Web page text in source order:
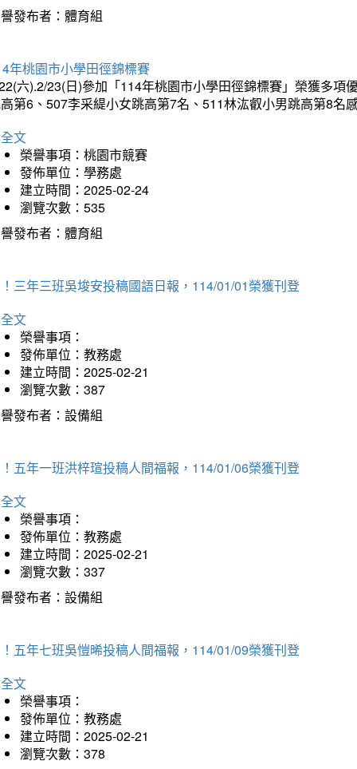
發布者：體育組
年桃園市小學田徑錦標賽
六).2/23(日)參加「114年桃園市小學田徑錦標賽」榮獲多
第6、507李采緹小女跳高第7名、511林汯叡小男跳高第8名
文
榮譽事項：桃園市競賽
發佈單位：學務處
建立時間：2025-02-24
瀏覽次數：535
發布者：體育組
三年三班吳埈安投稿國語日報，114/01/01榮獲刊登
文
榮譽事項：
發佈單位：教務處
建立時間：2025-02-21
瀏覽次數：387
發布者：設備組
五年一班洪梓瑄投稿人間福報，114/01/06榮獲刊登
文
榮譽事項：
發佈單位：教務處
建立時間：2025-02-21
瀏覽次數：337
發布者：設備組
五年七班吳愷晞投稿人間福報，114/01/09榮獲刊登
文
榮譽事項：
發佈單位：教務處
建立時間：2025-02-21
瀏覽次數：378